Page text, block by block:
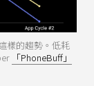
樣的趨勢。低耗
「PhoneBuff」